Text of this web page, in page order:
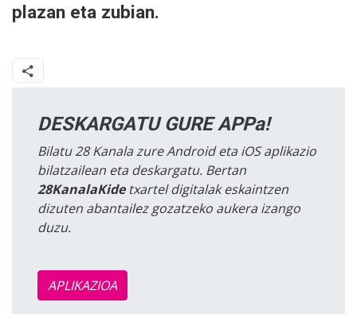
plazan eta zubian.
DESKARGATU GURE APPa!
Bilatu 28 Kanala zure Android eta iOS aplikazio
bilatzailean eta deskargatu. Bertan
28KanalaKidetxartel digitalak eskaintzen
dizuten abantailez gozatzeko aukera izango
duzu.
APLIKAZIOA